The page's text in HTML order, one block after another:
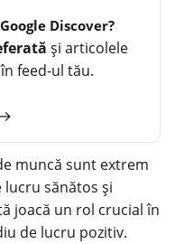
Discover?
și articolele
feed-ul tău.
→
muncă sunt extrem
sănătos și
joacă un rol crucial în
de lucru pozitiv.